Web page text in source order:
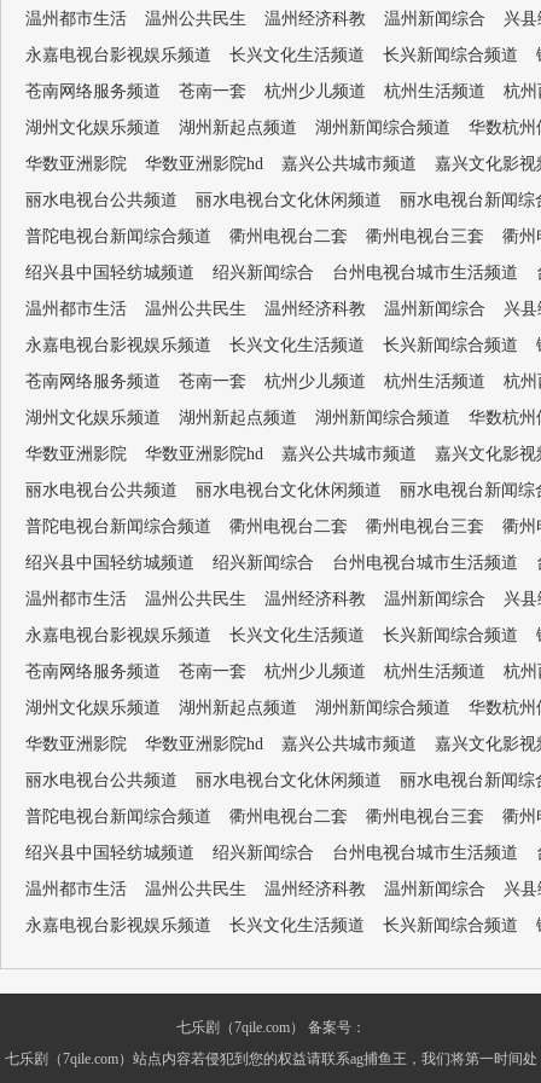
温州都市生活
温州公共民生 温州经济科教 温州新闻综合
兴
永嘉电视台影视娱乐频道
长兴文化生活频道 长兴新闻综合频道
苍南网络服务频道
苍南一套 杭州少儿频道 杭州生活频道
杭州
湖州文化娱乐频道
湖州新起点频道 湖州新闻综合频道
华数杭州
华数亚洲影院
华数亚洲影院hd 嘉兴公共城市频道
嘉兴文化影视
丽水电视台公共频道
丽水电视台文化休闲频道
丽水电视台新闻综
普陀电视台新闻综合频道
衢州电视台二套 衢州电视台三套
衢州
绍兴县中国轻纺城频道
绍兴新闻综合 台州电视台城市生活频道
温州都市生活
温州公共民生 温州经济科教 温州新闻综合
兴
永嘉电视台影视娱乐频道
长兴文化生活频道 长兴新闻综合频道
苍南网络服务频道
苍南一套 杭州少儿频道 杭州生活频道
杭州
湖州文化娱乐频道
湖州新起点频道 湖州新闻综合频道
华数杭州
华数亚洲影院
华数亚洲影院hd 嘉兴公共城市频道
嘉兴文化影视
丽水电视台公共频道
丽水电视台文化休闲频道
丽水电视台新闻综
普陀电视台新闻综合频道
衢州电视台二套 衢州电视台三套
衢州
绍兴县中国轻纺城频道
绍兴新闻综合 台州电视台城市生活频道
温州都市生活
温州公共民生 温州经济科教 温州新闻综合
兴
永嘉电视台影视娱乐频道
长兴文化生活频道 长兴新闻综合频道
苍南网络服务频道
苍南一套 杭州少儿频道 杭州生活频道
杭州
湖州文化娱乐频道
湖州新起点频道 湖州新闻综合频道
华数杭州
华数亚洲影院
华数亚洲影院hd 嘉兴公共城市频道
嘉兴文化影视
丽水电视台公共频道
丽水电视台文化休闲频道
丽水电视台新闻综
普陀电视台新闻综合频道
衢州电视台二套 衢州电视台三套
衢州
绍兴县中国轻纺城频道
绍兴新闻综合 台州电视台城市生活频道
温州都市生活
温州公共民生 温州经济科教 温州新闻综合
兴
永嘉电视台影视娱乐频道
长兴文化生活频道 长兴新闻综合频道
七乐剧（7qile.com） 备案号：
七乐剧（7qile.com）站点内容若侵犯到您的权益请联系ag捕鱼王，我们将第一时间处